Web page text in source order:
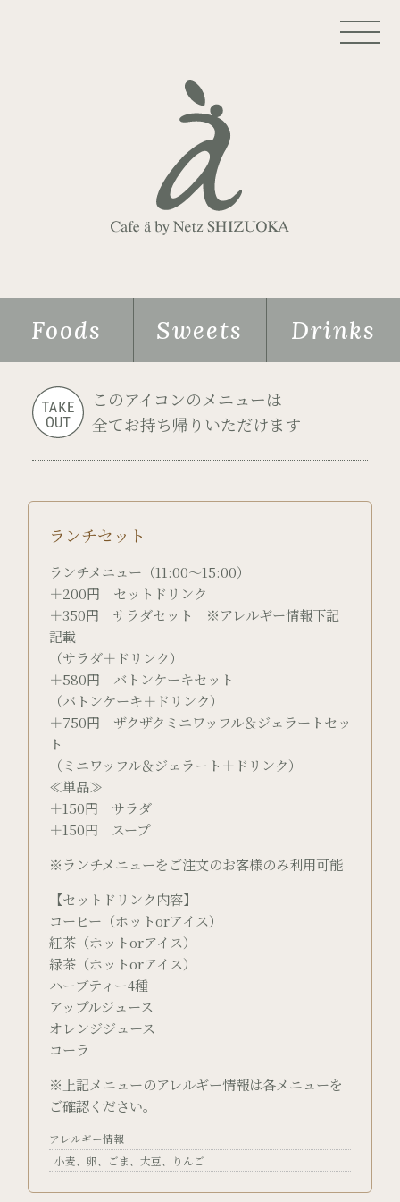
Foods Sweets Drinks
このアイコンのメニューは
全てお持ち帰りいただけます
ランチセット
ランチメニュー（11:00～15:00）
＋200円 セットドリンク
＋350円 サラダセット ※アレルギー情報下記
記載
（サラダ＋ドリンク）
＋580円 バトンケーキセット
（バトンケーキ＋ドリンク）
＋750円 ザクザクミニワッフル＆ジェラートセッ
ト
（ミニワッフル＆ジェラート＋ドリンク）
≪単品≫
＋150円 サラダ
＋150円 スープ
※ランチメニューをご注文のお客様のみ利用可能
【セットドリンク内容】
コーヒー（ホットorアイス）
紅茶（ホットorアイス）
緑茶（ホットorアイス）
ハーブティー4種
アップルジュース
オレンジジュース
コーラ
※上記メニューのアレルギー情報は各メニューを
ご確認ください。
アレルギー情報
小麦
卵 ごま 大豆 りんご